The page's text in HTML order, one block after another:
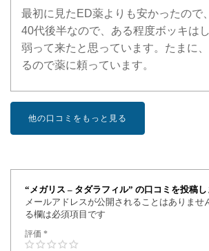
最初に見たED薬よりも安かったので
40代後半なので、ある程度ボッキは
弱って来たと思っています。たまに
るので薬に頼っています。
他の口コミをもっと見る
“メガリス – タダラフィル” の口コミを投稿し
メールアドレスが公開されることはありませ
る欄は必須項目です
評価 *